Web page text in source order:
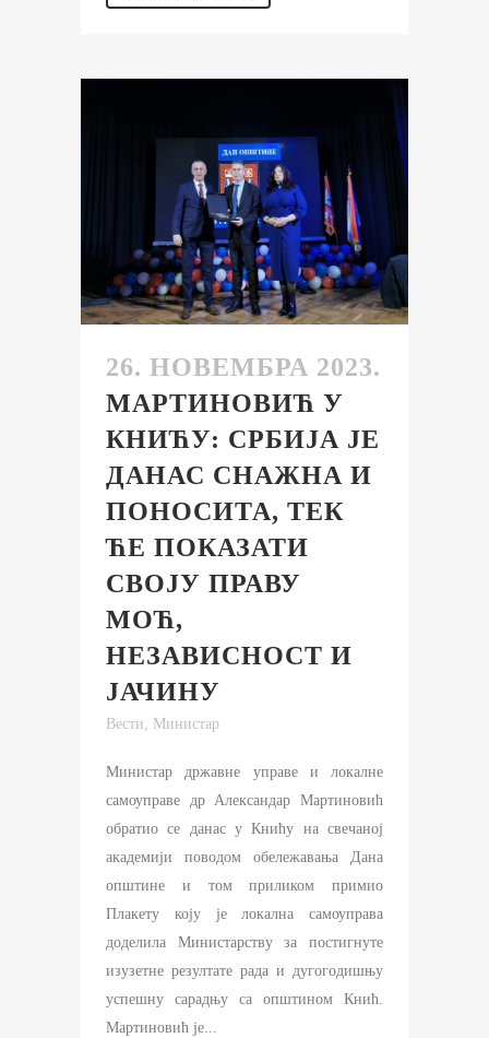
26. НОВЕМБРА 2023.
МАРТИНОВИЋ У
КНИЋУ: СРБИЈА ЈЕ
ДАНАС СНАЖНА И
ПОНОСИТА, ТЕК
ЋЕ ПОКАЗАТИ
СВОЈУ ПРАВУ
МОЋ,
НЕЗАВИСНОСТ И
ЈАЧИНУ
Вести, Министар
Министар државне управе и локалне
самоуправе др Александар Мартиновић
обратио се данас у Книћу на свечаној
академији поводом обележавања Дана
општине и том приликом примио
Плакету коју је локална самоуправа
доделила Министарству за постигнуте
изузетне резултате рада и дугогодишњу
успешну сарадњу са општином Кнић.
Мартиновић је...